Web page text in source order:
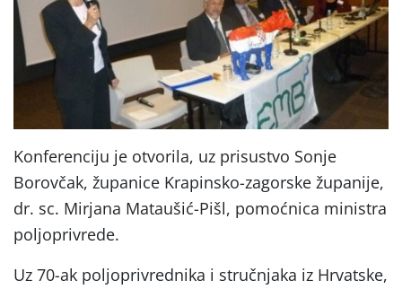
Konferenciju je otvorila, uz prisustvo Sonje
Borovčak, županice Krapinsko-zagorske županije,
dr. sc. Mirjana Mataušić-Pišl, pomoćnica ministra
poljoprivrede.
Uz 70-ak poljoprivrednika i stručnjaka iz Hrvatske,